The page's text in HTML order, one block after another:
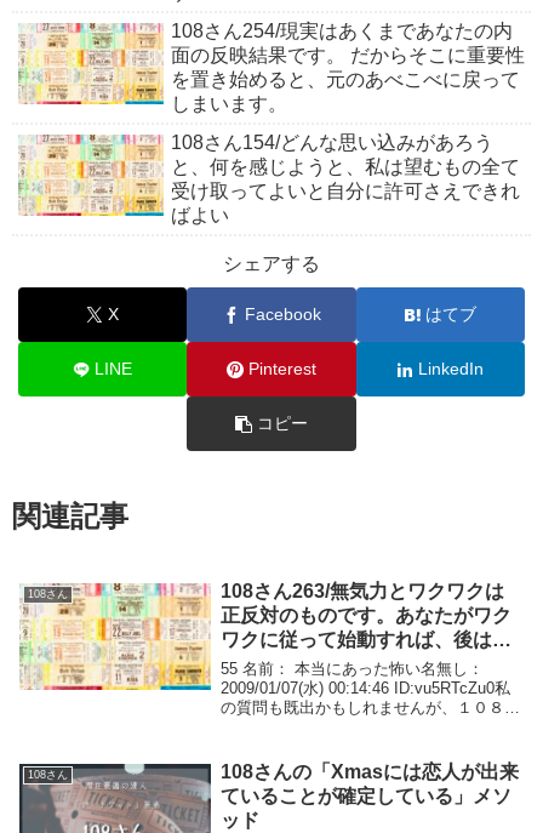
108さん254/現実はあくまであなたの内
面の反映結果です。 だからそこに重要性
を置き始めると、元のあべこべに戻って
しまいます。
108さん154/どんな思い込みがあろう
と、何を感じようと、私は望むもの全て
受け取ってよいと自分に許可さえできれ
ばよい
シェアする
X Facebook はてブ
LINE Pinterest LinkedIn
コピー
関連記事
108さん
108さん263/無気力とワクワクは
正反対のものです。あなたがワク
ワクに従って始動すれば、後は加
速度がつくので楽です。
55 名前： 本当にあった怖い名無し：
2009/01/07(水) 00:14:46 ID:vu5RTcZu0私
の質問も既出かもしれませんが、１０８さ
ごろごろしている...
108さん
108さんの「Xmasには恋人が出来
ていることが確定している」メソ
ッド